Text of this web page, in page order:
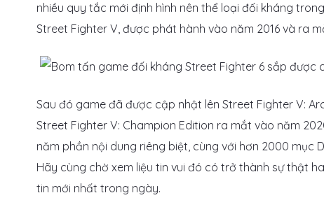
nhiều quy tắc mới định hình nên thể loại đối kháng
Street Fighter V, được phát hành vào năm 2016 và ra
Sau đó game đã được cập nhật lên Street Fighter V:
Street Fighter V: Champion Edition ra mắt vào năm
năm phần nội dung riêng biệt, cùng với hơn 2000 mục
Hãy cùng chờ xem liệu tin vui đó có trở thành sự thật
tin mới nhất trong ngày.